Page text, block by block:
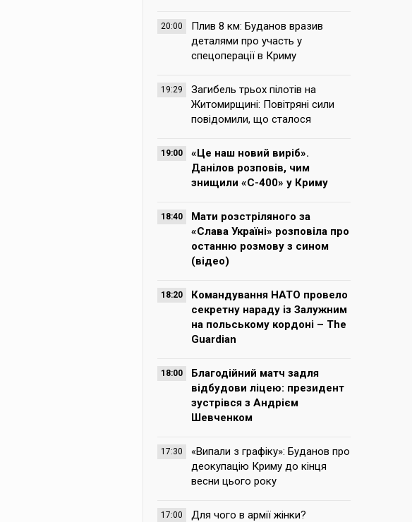
20:00
Плив 8 км: Буданов вразив
деталями про участь у
спецоперації в Криму
19:29
Загибель трьох пілотів на
Житомирщині: Повітряні сили
повідомили, що сталося
19:00
«Це наш новий виріб».
Данілов розповів, чим
знищили «С-400» у Криму
18:40
Мати розстріляного за
«Слава Україні» розповіла про
останню розмову з сином
(відео)
18:20
Командування НАТО провело
секретну нараду із Залужним
на польському кордоні – The
Guardian
18:00
Благодійний матч задля
відбудови ліцею: президент
зустрівся з Андрієм
Шевченком
17:30
«Випали з графіку»: Буданов про
деокупацію Криму до кінця
весни цього року
17:00
Для чого в армії жінки?